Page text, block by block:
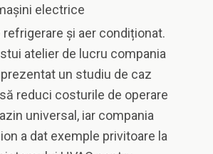
electrice
și aer condiționat.
atelier de lucru compania
un studiu de caz
reduci costurile de operare
universal, iar compania
a dat exemple privitoare la